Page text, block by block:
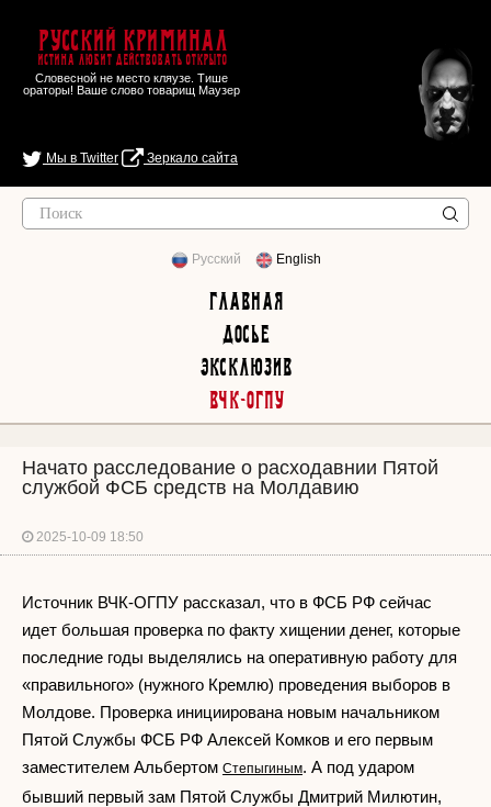
Русский Криминал
Истина любит действовать открыто
Словесной не место кляузе. Тише
ораторы! Ваше слово товарищ Маузер
Мы в Twitter Зеркало сайта
Русский English
Главная
Досье
Эксклюзив
ВЧК-ОГПУ
Начато расследование о расходавнии Пятой
службой ФСБ средств на Молдавию
2025-10-09 18:50
Источник ВЧК-ОГПУ рассказал, что в ФСБ РФ сейчас
идет большая проверка по факту хищении денег, которые
последние годы выделялись на оперативную работу для
«правильного» (нужного Кремлю) проведения выборов в
Молдове. Проверка инициирована новым начальником
Пятой Службы ФСБ РФ Алексей Комков и его первым
заместителем Альбертом Степыгиным. А под ударом
бывший первый зам Пятой Службы Дмитрий Милютин,